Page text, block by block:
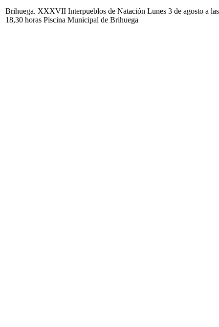
Brihuega. XXXVII Interpueblos de Natación Lunes 3 de agosto a las
18,30 horas Piscina Municipal de Brihuega